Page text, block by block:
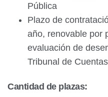
Pública
Plazo de
año, renovable por
evaluación de
Tribunal de
Cantidad de plazas: